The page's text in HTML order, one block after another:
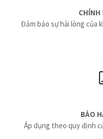
CHÍNH
Đảm bảo sự hài lòng của
BẢO
Áp dụng theo quy định